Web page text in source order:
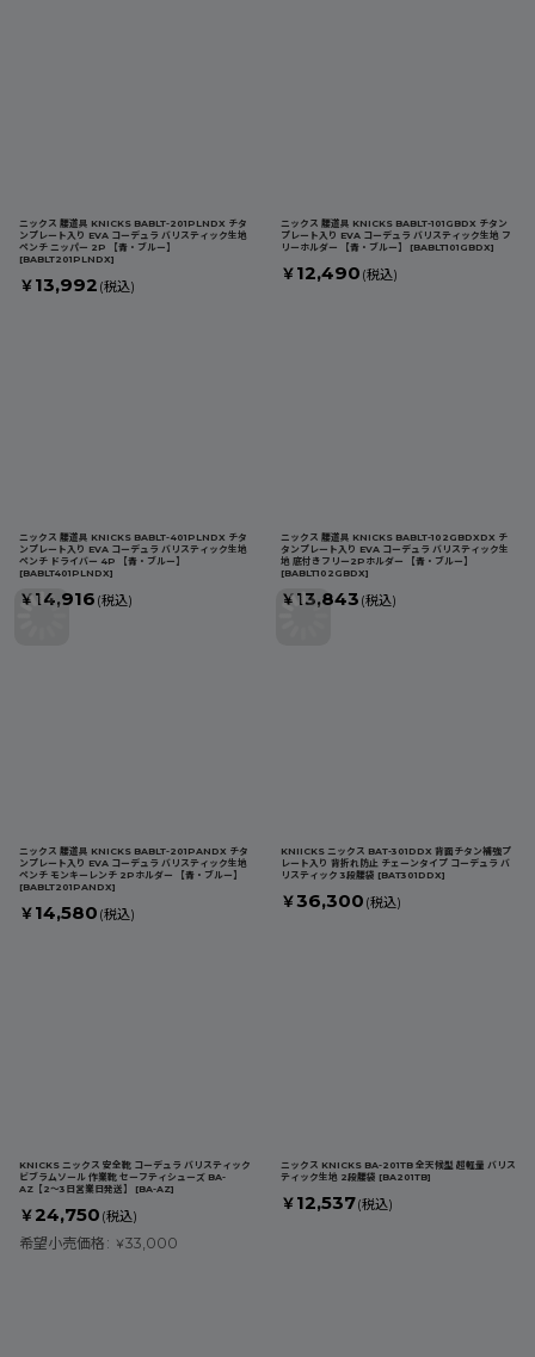
ニックス 腰道具 KNICKS BABLT-201PLNDX チタ
ンプレート入り EVA コーデュラ バリスティック生地
ペンチ ニッパー 2P 【青・ブルー】
[BABLT201PLNDX]
￥ 13,992 (税込)
ニックス 腰道具 KNICKS BABLT-101GBDX チタン
プレート入り EVA コーデュラ バリスティック生地 フ
リーホルダー 【青・ブルー】
[BABLT101GBDX]
￥ 12,490 (税込)
ニックス 腰道具 KNICKS BABLT-401PLNDX チタ
ンプレート入り EVA コーデュラ バリスティック生地
ペンチ ドライバー 4P 【青・ブルー】
[BABLT401PLNDX]
￥ 14,916 (税込)
ニックス 腰道具 KNICKS BABLT-102GBDXDX チ
タンプレート入り EVA コーデュラ バリスティック生
地 底付きフリー2Pホルダー 【青・ブルー】
[BABLT102GBDX]
￥ 13,843 (税込)
ニックス 腰道具 KNICKS BABLT-201PANDX チタ
ンプレート入り EVA コーデュラ バリスティック生地
ペンチ モンキーレンチ 2Pホルダー 【青・ブルー】
[BABLT201PANDX]
￥ 14,580 (税込)
KNIICKS ニックス BAT-301DDX 背面チタン補強プ
レート入り 背折れ防止 チェーンタイプ コーデュラ バ
リスティック 3段腰袋 [BAT301DDX]
￥36,300 (税込)
KNICKS ニックス 安全靴 コーデュラ バリスティック
ビブラムソール 作業靴 セーフティシューズ BA-
AZ【2〜3日営業日発送】
[BA-AZ]
￥24,750 (税込)
希望小売価格 : ￥33,000
ニックス KNICKS BA-201TB 全天候型 超軽量 バリス
ティック生地 2段腰袋 [BA201TB]
￥ 12,537(税込)